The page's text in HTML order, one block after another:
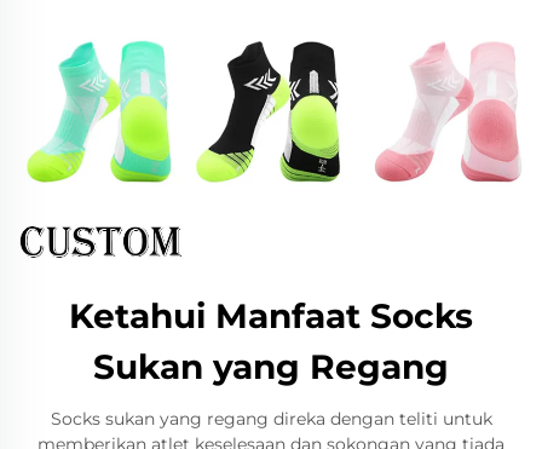
Ketahui Manfaat Socks
Sukan yang Regang
Socks sukan yang regang direka dengan teliti untuk
memberikan atlet keselesaan dan sokongan yang tiada